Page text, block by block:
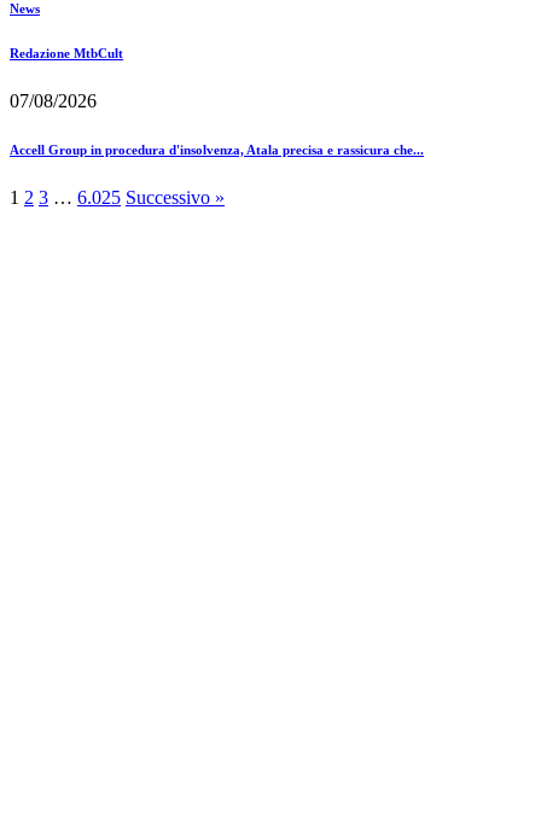
News
Redazione MtbCult
07/08/2026
Accell Group in procedura d'insolvenza, Atala precisa e rassicura che...
1 2 3 … 6.025 Successivo »